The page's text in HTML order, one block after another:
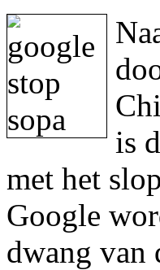
is
met het
Google
dwang van